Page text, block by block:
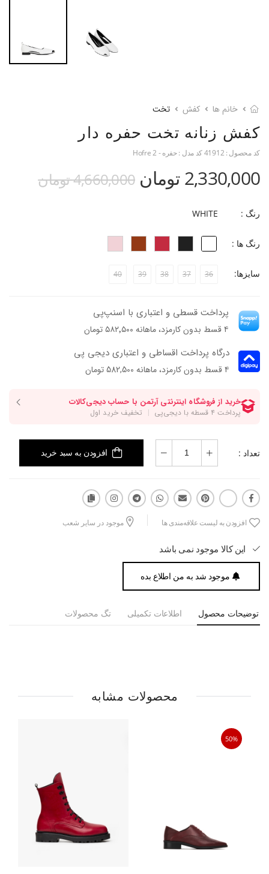
خانم ها کفش تخت
کفش زنانه تخت حفره دار
کد محصول : 41912کد مدل :حفره - Hofre 2
2,330,000 تومان 4,660,000 تومان
رنگ : WHITE
رنگ ها :
سایزها: 36
37
38
39
40
پرداخت قسطی و اعتباری با اسنپ‌پی
۴ قسط بدون کارمزد، ماهانه ۵۸۲٬۵۰۰ تومان
درگاه پرداخت اقساطی و اعتباری دیجی پی
۴ قسط بدون کارمزد، ماهانه 582,500 تومان
تعداد : افزودن به سبد خرید
افزودن به لیست علاقه‌مندی ها موجود در سایر شعب
این کالا موجود نمی باشد
موجود شد به من اطلاع بده
توضیحات محصول اطلاعات تکمیلی تگ محصولات
محصولات مشابه
50%